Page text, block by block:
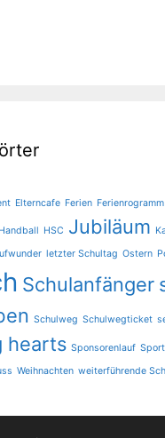
Elterncafe Ferien Ferienrogramm
Handball HSC Jubiläum
letzter Schultag Ostern
Schulanfänger
Schulweg Schulwegticket
hearts Sponsorenlauf Sport
Weihnachten weiterführende